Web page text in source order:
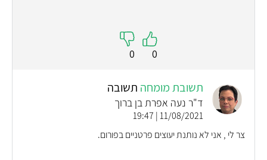
0
0
תשובת מומחה תשובה
ד"ר נעה אפרת בן ברוך
11/08/2021 | 19:47
צר לי , אני לא נותנת יעוצים פרטניים בפורום.